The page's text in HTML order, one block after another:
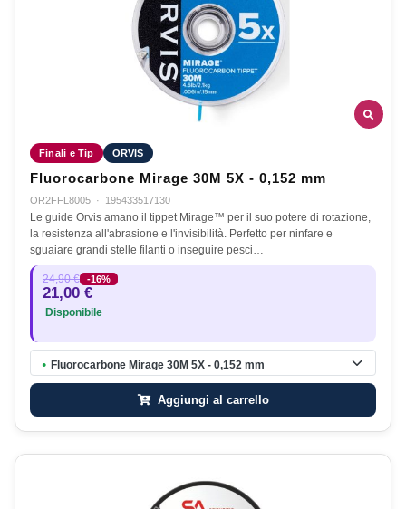
Finali e Tip ORVIS
Fluorocarbone Mirage 30M 5X - 0,152 mm
OR2FFL8005 · 195433517130
Le guide Orvis amano il tippet Mirage™ per il suo potere di rotazione,
la resistenza all'abrasione e l'invisibilità. Perfetto per ninfare e
sguaiare grandi stelle filanti o inseguire pesci…
24,90 € -16%
21,00 €
Disponibile
● Fluorocarbone Mirage 30M 5X - 0,152 mm
Aggiungi al carrello